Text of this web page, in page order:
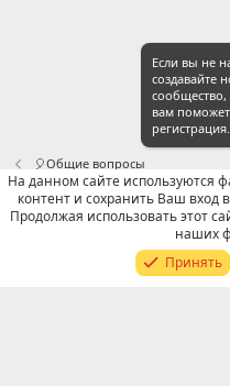
🎈Общие вопросы
Russian (RU)
Условия и
Политика
Если вы не
создавайте
сообщество,
вам поможет
регистрация.
На данном сайте используются
контент и сохранить Ваш вход
Продолжая использовать этот
наших
Принять